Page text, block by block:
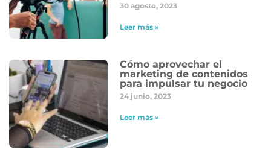
30 agosto, 2023
Leer más »
Cómo aprovechar el
marketing de contenidos
para impulsar tu negocio
24 junio, 2023
Leer más »